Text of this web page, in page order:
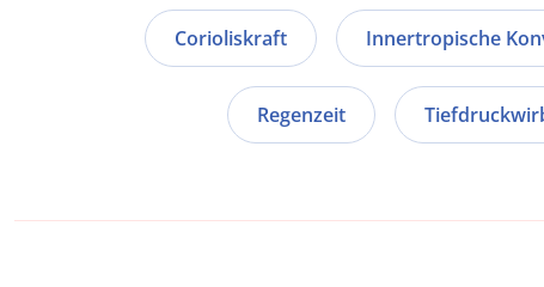
Corioliskraft Innertropische
Regenzeit